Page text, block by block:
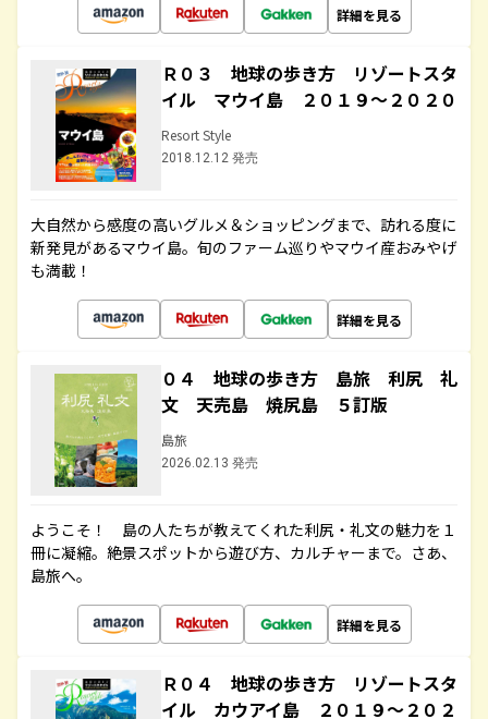
詳細を見る
Ｒ０３ 地球の歩き方 リゾートスタ
イル マウイ島 ２０１９～２０２０
Resort Style
2018.12.12 発売
大自然から感度の高いグルメ＆ショッピングまで、訪れる度に
新発見があるマウイ島。旬のファーム巡りやマウイ産おみやげ
も満載！
詳細を見る
０４ 地球の歩き方 島旅 利尻 礼
文 天売島 焼尻島 ５訂版
島旅
2026.02.13 発売
ようこそ！ 島の人たちが教えてくれた利尻・礼文の魅力を１
冊に凝縮。絶景スポットから遊び方、カルチャーまで。さあ、
島旅へ。
詳細を見る
Ｒ０４ 地球の歩き方 リゾートスタ
イル カウアイ島 ２０１９～２０２